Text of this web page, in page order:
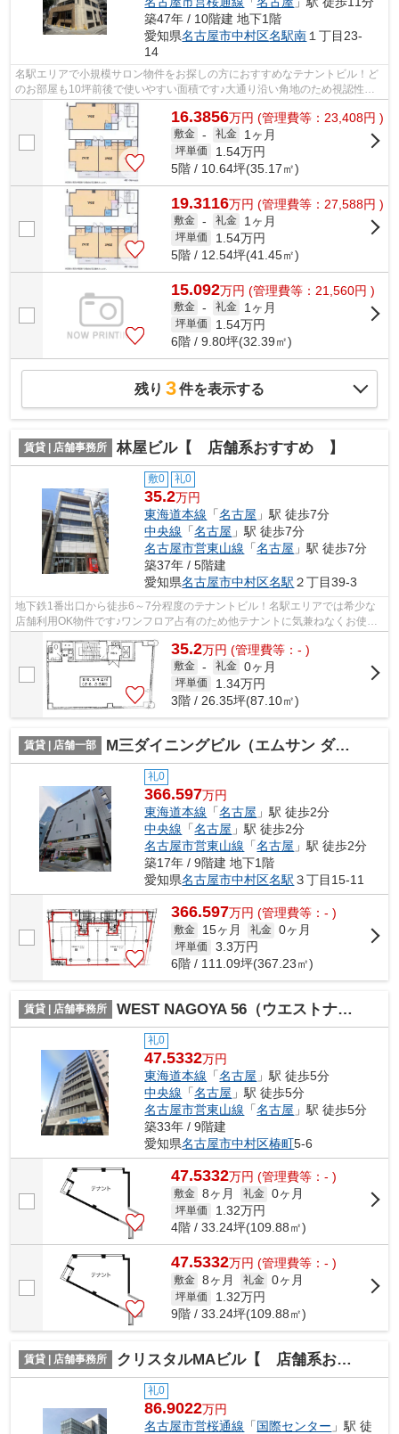
築47年 / 10階建 地下1階
愛知県名古屋市中村区名駅南 １丁目23-
14
名駅エリアで小規模サロン物件をお探しの方におすすめなテナントビル！ど
のお部屋も10坪前後で使いやすい面積です♪大通り沿い角地のため視認性も
◎再開発で今後更に注目が集まる笹島エ...
16.3856万円 (管理費等：23,408円 )
敷金 - 礼金 1ヶ月
坪単価 1.54万円
5階 / 10.64坪(35.17㎡)
19.3116万円 (管理費等：27,588円 )
敷金 - 礼金 1ヶ月
坪単価 1.54万円
5階 / 12.54坪(41.45㎡)
15.092万円 (管理費等：21,560円 )
敷金 - 礼金 1ヶ月
坪単価 1.54万円
6階 / 9.80坪(32.39㎡)
残り 3件を表示する
賃貸 | 店舗事務所 林屋ビル【 店舗系おすすめ 】
敷0 礼0
35.2万円
東海道本線 「名古屋 」駅 徒歩7分
中央線 「名古屋 」駅 徒歩7分
名古屋市営東山線 「名古屋 」駅 徒歩7分
築37年 / 5階建
愛知県名古屋市中村区名駅 ２丁目39-3
地下鉄1番出口から徒歩6～7分程度のテナントビル！名駅エリアでは希少な
店舗利用OK物件です♪ワンフロア占有のため他テナントに気兼ねなくお使い
頂けます。エステサロンおすすめ！
35.2万円 (管理費等：- )
敷金 - 礼金 0ヶ月
坪単価 1.34万円
3階 / 26.35坪(87.10㎡)
賃貸 | 店舗一部 M三ダイニングビル（エムサン ダイニングビル）【 飲食系おすすめ 】
礼0
366.597万円
東海道本線 「名古屋 」駅 徒歩2分
中央線 「名古屋 」駅 徒歩2分
名古屋市営東山線 「名古屋 」駅 徒歩2分
築17年 / 9階建 地下1階
愛知県名古屋市中村区名駅 ３丁目15-11
366.597万円 (管理費等：- )
敷金 15ヶ月 礼金 0ヶ月
坪単価 3.3万円
6階 / 111.09坪(367.23㎡)
賃貸 | 店舗事務所 WEST NAGOYA 56（ウエストナゴヤ56）【 店舗系おすすめ 】
礼0
47.5332万円
東海道本線 「名古屋 」駅 徒歩5分
中央線 「名古屋 」駅 徒歩5分
名古屋市営東山線 「名古屋 」駅 徒歩5分
築33年 / 9階建
愛知県名古屋市中村区椿町5-6
47.5332万円 (管理費等：- )
敷金 8ヶ月 礼金 0ヶ月
坪単価 1.32万円
4階 / 33.24坪(109.88㎡)
47.5332万円 (管理費等：- )
敷金 8ヶ月 礼金 0ヶ月
坪単価 1.32万円
9階 / 33.24坪(109.88㎡)
賃貸 | 店舗事務所 クリスタルMAビル【 店舗系おすすめ 】
礼0
86.9022万円
名古屋市営桜通線 「国際センター 」駅 徒